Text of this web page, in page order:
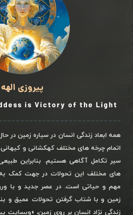
پیروزی الهه
is Victory of the Light
همه ابعاد زندگی انسان در سیاره زمین در
اتمام چرخه های مختلف کهکشانی و
سیر تکامل آگاهی هستیم. بنابراین
های مختلف این تحولات در جهت کمک
مهم و حیاتی است. در عصر جدید و با
زمین و با شتاب گرفتن تحولات عمیق و
زندگی نژاد انسان بر روی زمین، «وبسایت